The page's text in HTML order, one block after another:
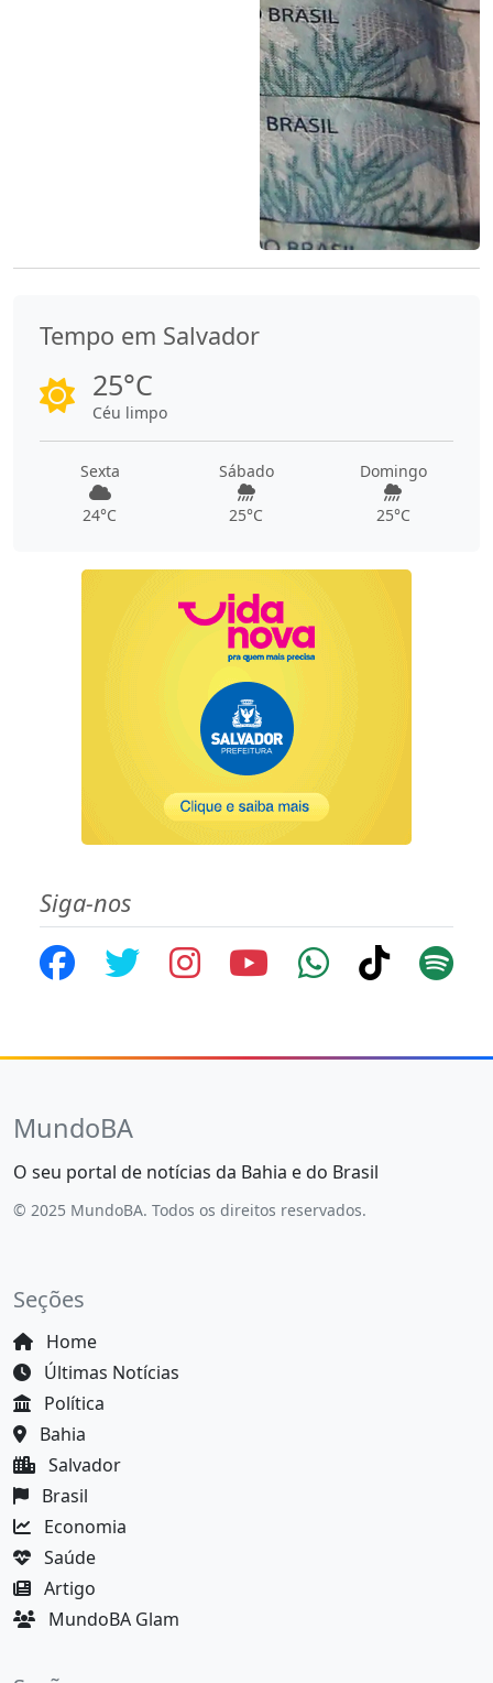
Tempo em Salvador
25°C
Céu limpo
Sexta
24°C
Sábado
25°C
Domingo
25°C
Siga-nos
MundoBA
O seu portal de notícias da Bahia e do Brasil
© 2025 MundoBA. Todos os direitos reservados.
Seções
Home
Últimas Notícias
Política
Bahia
Salvador
Brasil
Economia
Saúde
Artigo
MundoBA Glam